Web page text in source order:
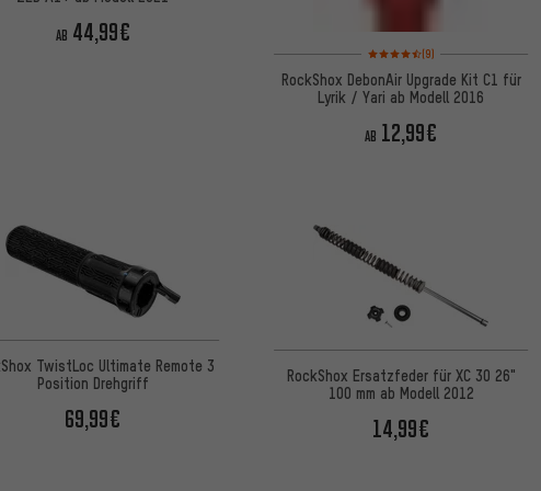
AB 44,99€
Bewertungen: 4,5 von 5
(9)
RockShox DebonAir Upgrade Kit C1 für
Lyrik / Yari ab Modell 2016
AB 12,99€
TwistLoc Ultimate Remote 3
Position Drehgriff
69,99€
RockShox Ersatzfeder für XC 30 26"
100 mm ab Modell 2012
14,99€